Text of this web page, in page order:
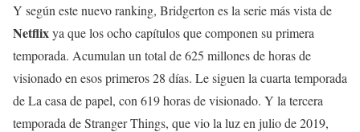
Y según este nuevo ranking, Bridgerton es la serie más vista de
Netflixya que los ocho capítulos que componen su primera
temporada. Acumulan un total de 625 millones de horas de
visionado en esos primeros 28 días. Le siguen la cuarta temporada
de La casa de papel, con 619 horas de visionado. Y la tercera
temporada de Stranger Things, que vio la luz en julio de 2019,